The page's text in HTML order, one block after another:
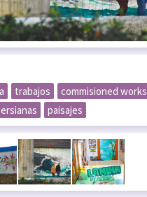
trabajos commisioned works
paisajes